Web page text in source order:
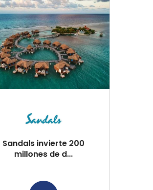
Sandals invierte 200
millones de d...